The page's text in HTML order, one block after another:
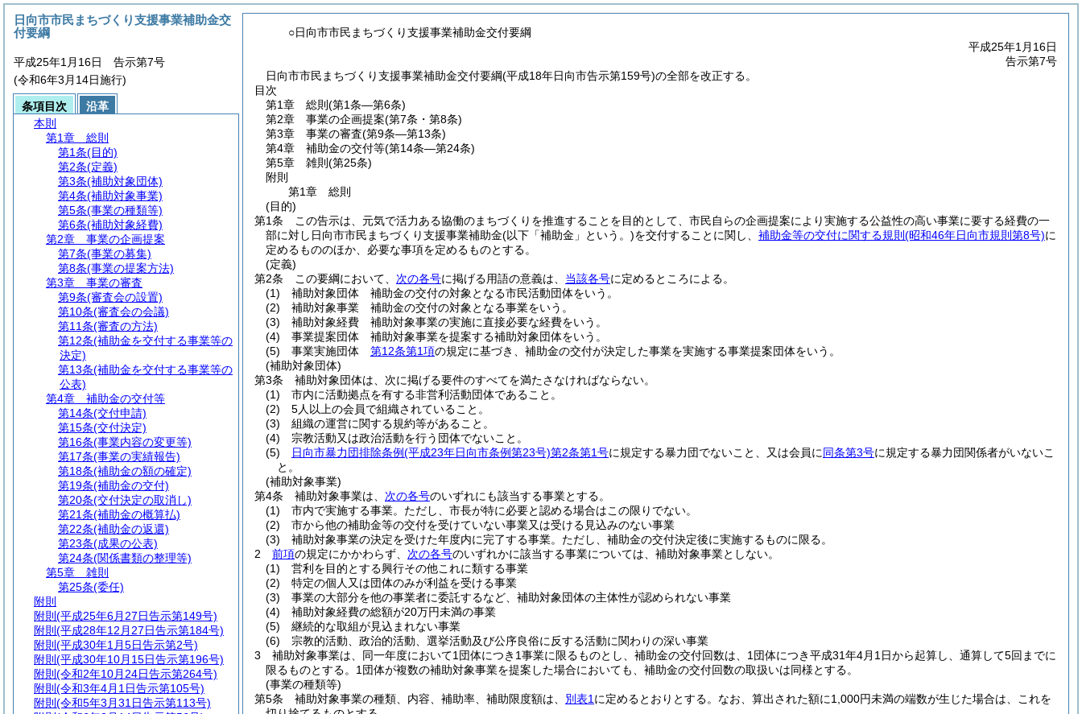
○日向市市民まちづくり支援事業補助金交付要綱
平成25年1月16日
告示第7号
日向市市民まちづくり支援事業補助金交付要綱(平成18年日向市告示第159号)の全部を改正する。
目次
第1章
総則 (第1条―第6条)
第2章
事業の企画提案(第7条・第8条)
第3章
事業の審査(第9条―第13条)
第4章
補助金の交付等(第14条―第24条)
第5章
雑則 (第25条)
附則
第1章
総則
(目的)
第1条
この告示は、元気で活力ある協働のまちづくりを推進することを目的として、市民自らの企画提案により実施する公益性の高い事業に要する経費の一
部に対し日向市市民まちづくり支援事業補助金(以下「補助金」という。)を交付することに関し、 補助金等の交付に関する規則 (昭和46年日向市規則第8号)に
定めるもののほか、必要な事項を定めるものとする。
(定義)
第2条
この要綱において、 次の各号に掲げる用語の意義は、 当該各号に定めるところによる。
(1)
補助対象団体 補助金の交付の対象となる市民活動団体をいう。
(2)
補助対象事業 補助金の交付の対象となる事業をいう。
(3)
補助対象経費 補助対象事業の実施に直接必要な経費をいう。
(4)
事業提案団体 補助対象事業を提案する補助対象団体をいう。
(5)
事業実施団体 第12条第1項の規定に基づき、補助金の交付が決定した事業を実施する事業提案団体をいう。
(補助対象団体)
第3条
補助対象団体は、次に掲げる要件のすべてを満たさなければならない。
(1)
市内に活動拠点を有する非営利活動団体であること。
(2)
5人以上の会員で組織されていること。
(3)
組織の運営に関する規約等があること。
(4)
宗教活動又は政治活動を行う団体でないこと。
(5)
日向市暴力団排除条例(平成23年日向市条例第23号)第2条第1号に規定する暴力団でないこと、又は会員に同条第3号に規定する暴力団関係者がいないこ
と。
(補助対象事業)
第4条
補助対象事業は、 次の各号のいずれにも該当する事業とする。
(1)
市内で実施する事業。 ただし、市長が特に必要と認める場合はこの限りでない。
(2)
市から他の補助金等の交付を受けていない事業又は受ける見込みのない事業
(3)
補助対象事業の決定を受けた年度内に完了する事業。 ただし、補助金の交付決定後に実施するものに限る。
2
前項の規定にかかわらず、 次の各号のいずれかに該当する事業については、補助対象事業としない。
(1)
営利を目的とする興行その他これに類する事業
(2)
特定の個人又は団体のみが利益を受ける事業
(3)
事業の大部分を他の事業者に委託するなど、補助対象団体の主体性が認められない事業
(4)
補助対象経費の総額が20万円未満の事業
(5)
継続的な取組が見込まれない事業
(6)
宗教的活動、政治的活動、選挙活動及び公序良俗に反する活動に関わりの深い事業
3
補助対象事業は、同一年度において1団体につき1事業に限るものとし、補助金の交付回数は、1団体につき平成31年4月1日から起算し、通算して5回までに
限るものとする。 1団体が複数の補助対象事業を提案した場合においても、補助金の交付回数の取扱いは同様とする。
(事業の種類等)
第5条
補助対象事業の種類、内容、補助率、補助限度額は、 別表1 に定めるとおりとする。 なお、算出された額に1,000円未満の端数が生じた場合は、これを
日向市市民まちづくり支援事業補助金交
付要綱
平成25年1月16日 告示第7号
(令和6年3月14日施行)
条項目次
沿革
本則
第1章
総則
第1条(目的)
第2条(定義)
第3条(補助対象団体)
第4条(補助対象事業)
第5条(事業の種類等)
第6条(補助対象経費)
第2章
事業の企画提案
第7条(事業の募集)
第8条(事業の提案方法)
第3章
事業の審査
第9条(審査会の設置)
第10条(審査会の会議)
第11条(審査の方法)
第12条(補助金を交付する事業等の
決定)
第13条(補助金を交付する事業等の
公表)
第4章
補助金の交付等
第14条(交付申請)
第15条(交付決定)
第16条(事業内容の変更等)
第17条(事業の実績報告)
第18条(補助金の額の確定)
第19条(補助金の交付)
第20条(交付決定の取消し)
第21条(補助金の概算払)
第22条(補助金の返還)
第23条(成果の公表)
第24条(関係書類の整理等)
第5章
雑則
第25条(委任)
附則
附則 (平成25年6月27日告示第149号)
附則 (平成28年12月27日告示第184号)
附則 (平成30年1月5日告示第2号)
附則 (平成30年10月15日告示第196号)
附則 (令和2年10月24日告示第264号)
附則 (令和3年4月1日告示第105号)
附則 (令和5年3月31日告示第113号)